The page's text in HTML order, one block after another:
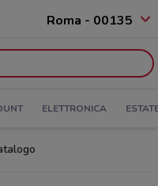
Roma - 00135
ELETTRONICA